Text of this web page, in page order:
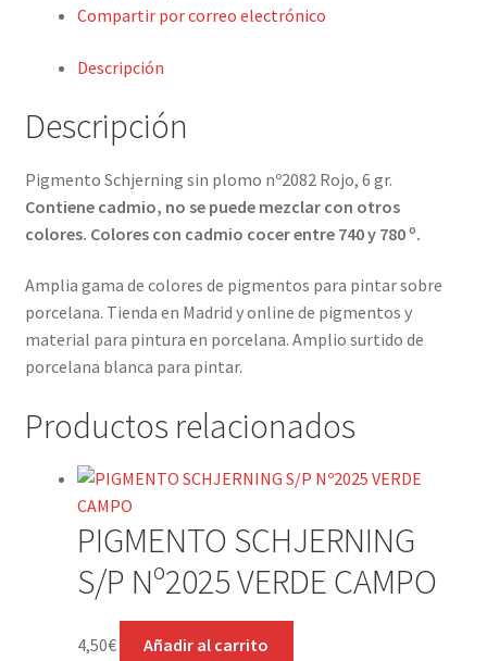
Compartir por correo electrónico
Descripción
Descripción
Pigmento Schjerning sin plomo nº2082 Rojo, 6 gr.
Contiene cadmio, no se puede mezclar con otros
colores. Colores con cadmio cocer entre 740 y 780 º.
Amplia gama de colores de pigmentos para pintar sobre
porcelana. Tienda en Madrid y online de pigmentos y
material para pintura en porcelana. Amplio surtido de
porcelana blanca para pintar.
Productos relacionados
PIGMENTO SCHJERNING
S/P Nº2025 VERDE CAMPO
4,50€ Añadir al carrito